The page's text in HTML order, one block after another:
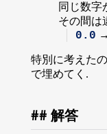
同じ数字
その間は
0.0 →
特別に考えた
で埋めてく.
解答